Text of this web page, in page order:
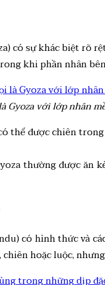
có sự khác biệt rõ
khi phần nhân
Gyoza với lớp nhân
thể được chiên
thường được ăn
có hình thức và
hoặc luộc,